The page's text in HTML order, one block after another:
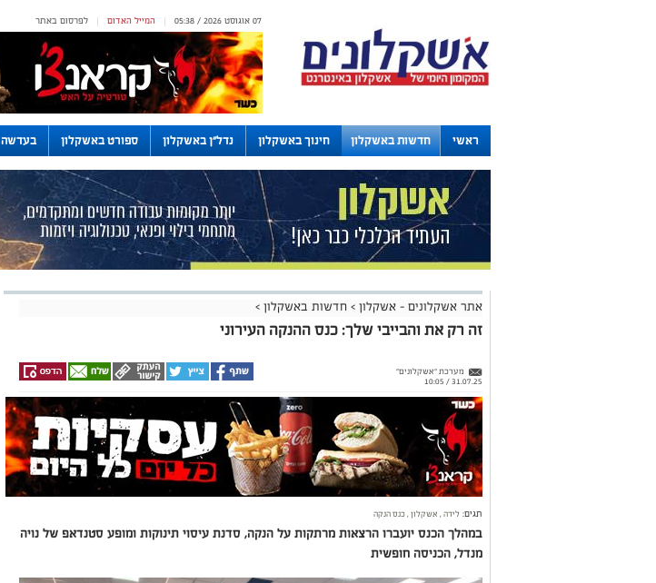
לפרסום באתר | המייל האדום | 07 אוגוסט 2026 / 05:38
ראשי חדשות באשקלון חינוך באשקלון נדל"ן באשקלון ספורט באשקלון בעדשה
לוחות
אתר אשקלונים - אשקלון > חדשות באשקלון >
זה רק את והבייבי שלך: כנס ההנקה העירוני
מערכת "אשקלונים"
31.07.25 / 10:05
תגים: לידה, אשקלון,כנס הנקה
במהלך הכנס יועברו הרצאות מרתקות על הנקה, סדנת עיסוי תינוקות ומופע סטנדאפ של נויה
מנדל, הכניסה חופשית